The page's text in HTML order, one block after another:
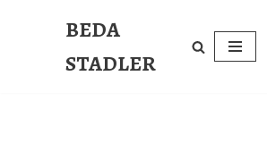
BEDA
STADLER